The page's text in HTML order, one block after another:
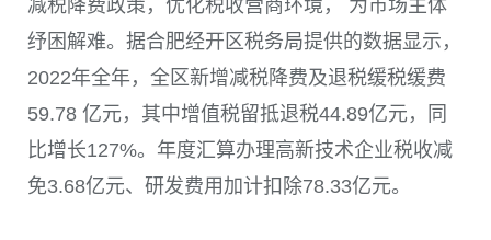
减税降费政策，优化税收营商环境， 为市场主体
纾困解难。据合肥经开区税务局提供的数据显示，
2022年全年，全区新增减税降费及退税缓税缓费
59.78 亿元，其中增值税留抵退税44.89亿元，同
比增长127%。年度汇算办理高新技术企业税收减
免3.68亿元、研发费用加计扣除78.33亿元。